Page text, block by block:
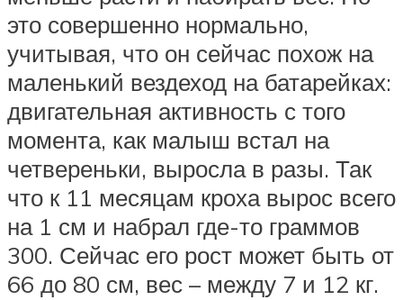
это совершенно нормально,
учитывая, что он сейчас похож на
маленький вездеход на батарейках:
двигательная активность с того
момента, как малыш встал на
четвереньки, выросла в разы. Так
что к 11 месяцам кроха вырос всего
на 1 см и набрал где-то граммов
300. Сейчас его рост может быть от
66 до 80 см, вес – между 7 и 12 кг.